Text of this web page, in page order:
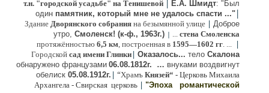
т.н. "городской усадьбе" на Тенишевой | Е.А. Шмидт: "Был
один памятник, который мне не удалось спасти ..." |
Здание Дворянского собрания на безымянной улице | Доброе
утро, Смоленск! (к-ф., 1963г.) | ... стена Смоленска
протяжённостью 6,5 км, построенная в 1595—1602 гг. ... |
Городской сад имени Глинки | Оказалось... тело Скалона
обнаружено французами 06.08.1812г. … внуками воздвигнут
обелиск 05.08.1912г. | “Храмъ Князей“ - Церковь Михаила
Архангела - Свирская церковь | "Эпохаромантической